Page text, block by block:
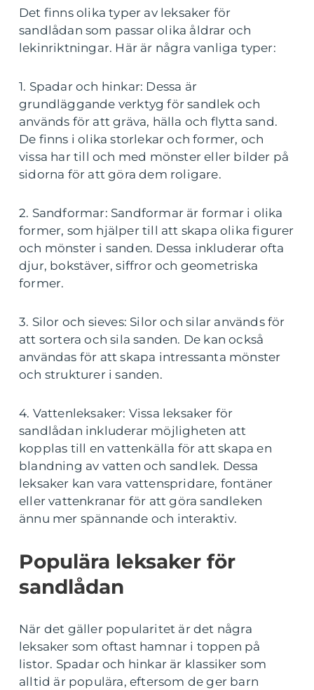
Det finns olika typer av leksaker för
sandlådan som passar olika åldrar och
lekinriktningar. Här är några vanliga typer:
1. Spadar och hinkar: Dessa är
grundläggande verktyg för sandlek och
används för att gräva, hälla och flytta sand.
De finns i olika storlekar och former, och
vissa har till och med mönster eller bilder på
sidorna för att göra dem roligare.
2. Sandformar: Sandformar är formar i olika
former, som hjälper till att skapa olika figurer
och mönster i sanden. Dessa inkluderar ofta
djur, bokstäver, siffror och geometriska
former.
3. Silor och sieves: Silor och silar används för
att sortera och sila sanden. De kan också
användas för att skapa intressanta mönster
och strukturer i sanden.
4. Vattenleksaker: Vissa leksaker för
sandlådan inkluderar möjligheten att
kopplas till en vattenkälla för att skapa en
blandning av vatten och sandlek. Dessa
leksaker kan vara vattenspridare, fontäner
eller vattenkranar för att göra sandleken
ännu mer spännande och interaktiv.
Populära leksaker för
sandlådan
När det gäller popularitet är det några
leksaker som oftast hamnar i toppen på
listor. Spadar och hinkar är klassiker som
alltid är populära, eftersom de ger barn